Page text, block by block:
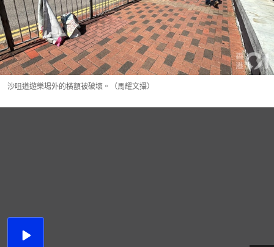
沙咀道遊樂場外的橫額被破壞。（馬耀文攝）
播